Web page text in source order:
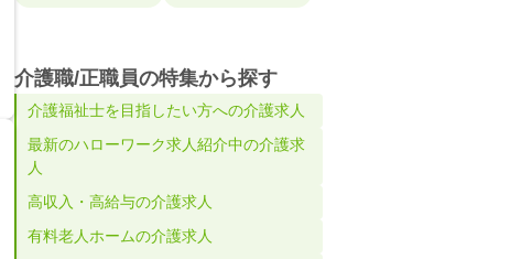
介護職/正職員の特集から探す
介護福祉士を目指したい方への介護求人
最新のハローワーク求人紹介中の介護求
人
高収入・高給与の介護求人
有料老人ホームの介護求人